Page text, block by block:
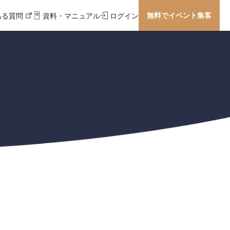
質問 資料・マニュアル ログイン 無料でイベント集客